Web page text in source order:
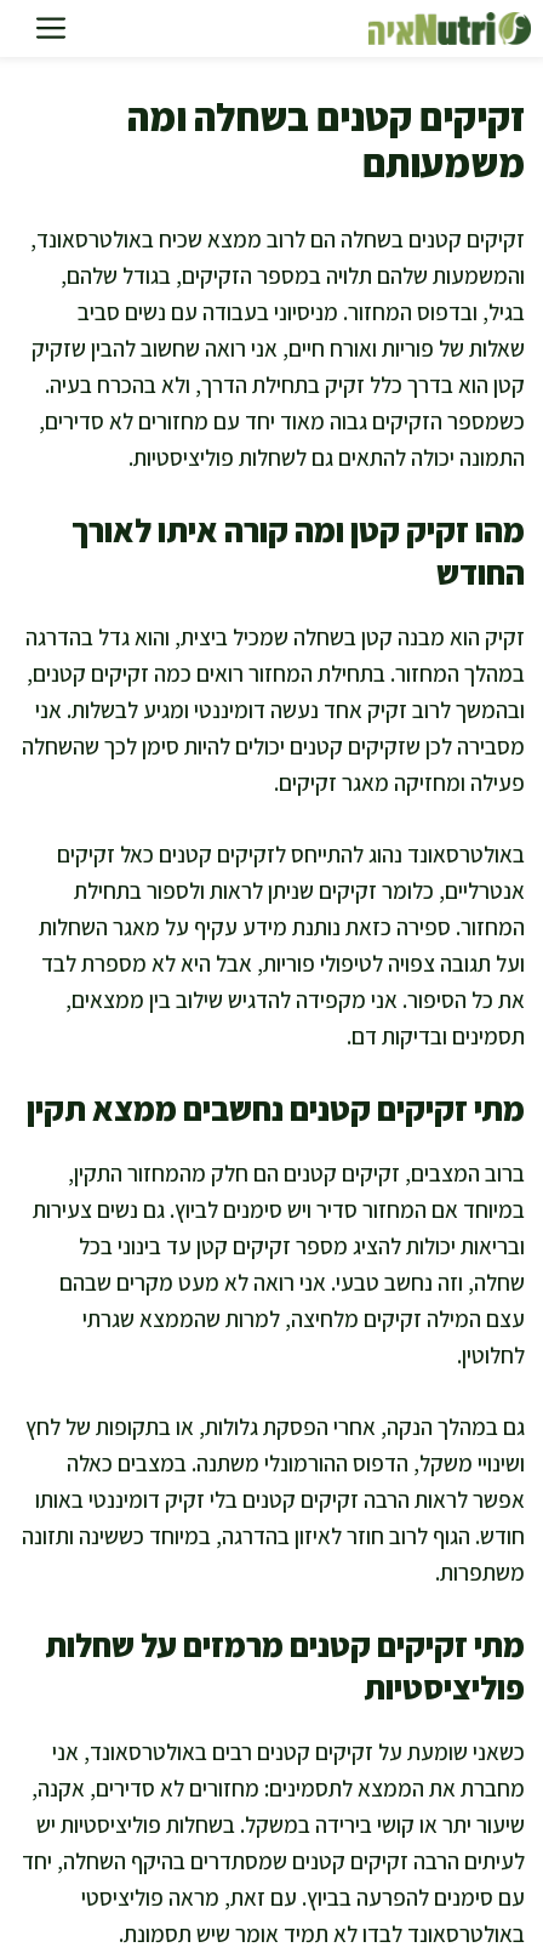
לדלג
לתוכן
זקיקים קטנים בשחלה ומה
משמעותם
זקיקים קטנים בשחלה הם לרוב ממצא שכיח באולטרסאונד,
והמשמעות שלהם תלויה במספר הזקיקים, בגודל שלהם,
בגיל, ובדפוס המחזור. מניסיוני בעבודה עם נשים סביב
שאלות של פוריות ואורח חיים, אני רואה שחשוב להבין שזקיק
קטן הוא בדרך כלל זקיק בתחילת הדרך, ולא בהכרח בעיה.
כשמספר הזקיקים גבוה מאוד יחד עם מחזורים לא סדירים,
התמונה יכולה להתאים גם לשחלות פוליציסטיות.
מהו זקיק קטן ומה קורה איתו לאורך
החודש
זקיק הוא מבנה קטן בשחלה שמכיל ביצית, והוא גדל בהדרגה
במהלך המחזור. בתחילת המחזור רואים כמה זקיקים קטנים,
ובהמשך לרוב זקיק אחד נעשה דומיננטי ומגיע לבשלות. אני
מסבירה לכן שזקיקים קטנים יכולים להיות סימן לכך שהשחלה
פעילה ומחזיקה מאגר זקיקים.
באולטרסאונד נהוג להתייחס לזקיקים קטנים כאל זקיקים
אנטרליים, כלומר זקיקים שניתן לראות ולספור בתחילת
המחזור. ספירה כזאת נותנת מידע עקיף על מאגר השחלות
ועל תגובה צפויה לטיפולי פוריות, אבל היא לא מספרת לבד
את כל הסיפור. אני מקפידה להדגיש שילוב בין ממצאים,
תסמינים ובדיקות דם.
מתי זקיקים קטנים נחשבים ממצא תקין
ברוב המצבים, זקיקים קטנים הם חלק מהמחזור התקין,
במיוחד אם המחזור סדיר ויש סימנים לביוץ. גם נשים צעירות
ובריאות יכולות להציג מספר זקיקים קטן עד בינוני בכל
שחלה, וזה נחשב טבעי. אני רואה לא מעט מקרים שבהם
עצם המילה זקיקים מלחיצה, למרות שהממצא שגרתי
לחלוטין.
גם במהלך הנקה, אחרי הפסקת גלולות, או בתקופות של לחץ
ושינויי משקל, הדפוס ההורמונלי משתנה. במצבים כאלה
אפשר לראות הרבה זקיקים קטנים בלי זקיק דומיננטי באותו
חודש. הגוף לרוב חוזר לאיזון בהדרגה, במיוחד כששינה ותזונה
משתפרות.
מתי זקיקים קטנים מרמזים על שחלות
פוליציסטיות
כשאני שומעת על זקיקים קטנים רבים באולטרסאונד, אני
מחברת את הממצא לתסמינים: מחזורים לא סדירים, אקנה,
שיעור יתר או קושי בירידה במשקל. בשחלות פוליציסטיות יש
לעיתים הרבה זקיקים קטנים שמסתדרים בהיקף השחלה, יחד
עם סימנים להפרעה בביוץ. עם זאת, מראה פוליציסטי
באולטרסאונד לבדו לא תמיד אומר שיש תסמונת.